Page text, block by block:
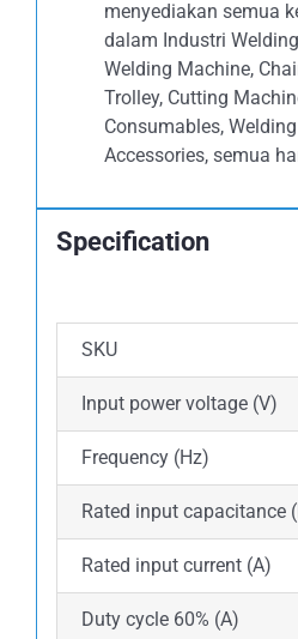
menyediakan semua
dalam Industri
Welding Machine,
Trolley, Cutting
Consumables,
Accessories, semua
Specification
SKU
Input power voltage (V)
Frequency (Hz)
Rated input capacitance
Rated input current (A)
Duty cycle 60% (A)